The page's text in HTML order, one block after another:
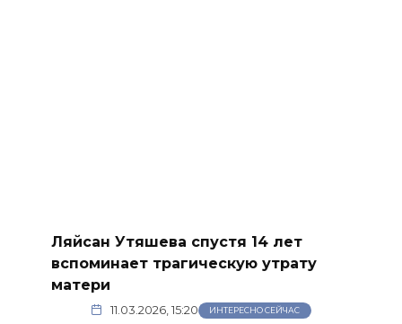
Ляйсан Утяшева спустя 14 лет
вспоминает трагическую утрату
матери
11.03.2026, 15:20 ИНТЕРЕСНО СЕЙЧАС